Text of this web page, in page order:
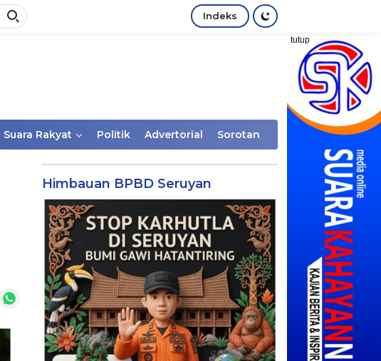
Indeks
tutup
Suara Rakyat Politik Advertorial Sorotan
Himbauan BPBD Seruyan